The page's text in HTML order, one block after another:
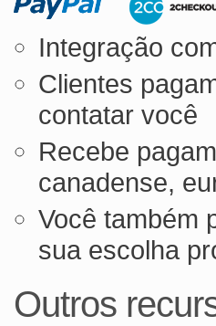
Integração
Clientes
contatar você
Recebe
canadense,
Você também
sua escolha
Outros